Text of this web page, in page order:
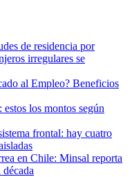
de residencia por
irregulares se
al Empleo? Beneficios
los montos según
frontal: hay cuatro
en Chile: Minsal reporta